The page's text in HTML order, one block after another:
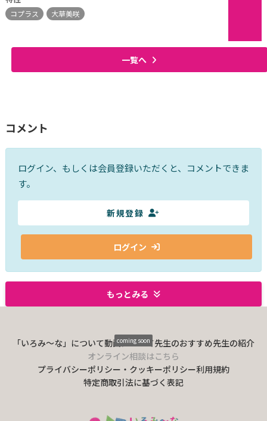
コプラス 大草美咲
一覧へ
コメント
ログイン、もしくは会員登録いただくと、コメントできま
す。
新規登録
ログイン
もっとみる
「いろみ〜な」について動画について先生のおすすめ先生の紹介
オンライン相談はこちら
coming soon
プライバシーポリシー・クッキーポリシー利用規約
特定商取引法に基づく表記